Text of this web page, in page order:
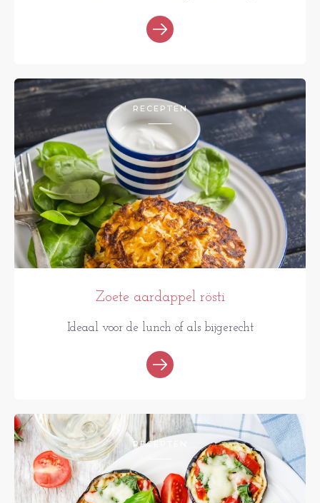
RECEPTEN
Zoete aardappel rösti
Ideaal voor de lunch of als bijgerecht
RECEPTEN